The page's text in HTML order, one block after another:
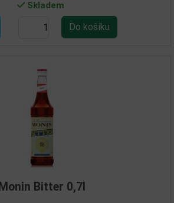
Skladem
Monin Bitter 0,7l